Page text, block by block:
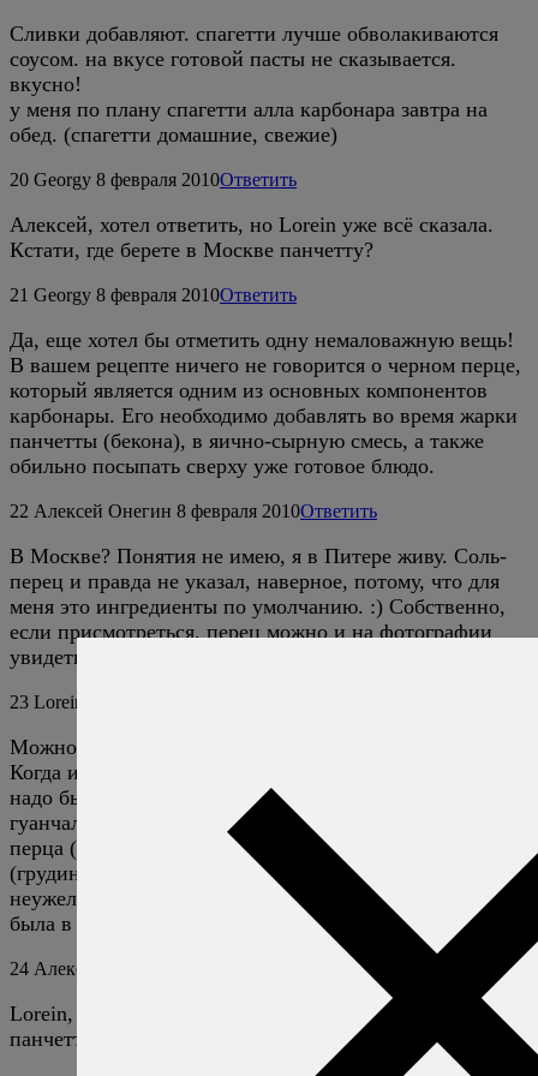
Сливки добавляют. спагетти лучше обволакиваются
соусом. на вкусе готовой пасты не сказывается.
вкусно!
у меня по плану спагетти алла карбонара завтра на
обед. (спагетти домашние, свежие)
20 Georgy 8 февраля 2010Ответить
Алексей, хотел ответить, но Lorein уже всё сказала.
Кстати, где берете в Москве панчетту?
21 Georgy 8 февраля 2010Ответить
Да, еще хотел бы отметить одну немаловажную вещь!
В вашем рецепте ничего не говорится о черном перце,
который является одним из основных компонентов
карбонары. Его необходимо добавлять во время жарки
панчетты (бекона), в яично-сырную смесь, а также
обильно посыпать сверху уже готовое блюдо.
22 Алексей Онегин 8 февраля 2010Ответить
В Москве? Понятия не имею, я в Питере живу. Соль-
перец и правда не указал, наверное, потому, что для
меня это ингредиенты по умолчанию. :) Собственно,
если присмотреться, перец можно и на фотографии
увидеть.
23 Lorein
Можно я еще разок встряну?
Когда используешь гуанчале — то с черным перцем
надо быть поосторожней. В процессе заготовки
гуанчале используется обильное количество черного
перца (внешняя обсыпка). когда готовишь с панчеттой
(грудинкой), тогда да — черный перец нужен.
неужели сложно в Москве купить грудинку? (я не
была в Москве 6 лет. не знаю)
24 Алексей Онегин Ответить
Lorein, есть мнение, что наша грудинка и ваша
панчетта — не совсем одно и то же.